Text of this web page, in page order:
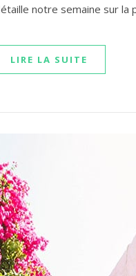
notre semaine sur la
LIRE LA SUITE